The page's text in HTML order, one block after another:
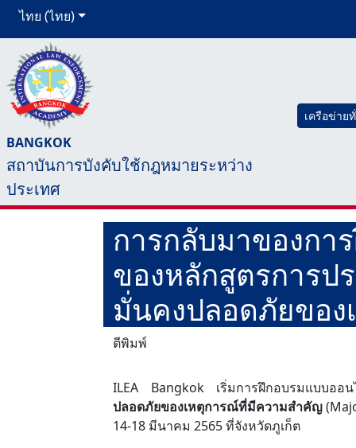
ไทย (ไทย)
BANGKOK
สถาบันการบังคับใช้กฎหมายระหว่าง
ประเทศ
เครือข่าย
การกลับมาของกา
ของหลักสูตรการป
มั่นคงปลอดภัยขอ
ตีพิมพ์
ILEA Bangkok เริ่มการฝึกอบรมแบบออ
ปลอดภัยของเหตุการณ์ที่มีความสำคัญ
14-18 มีนาคม 2565 ที่จังหวัดภูเก็ต